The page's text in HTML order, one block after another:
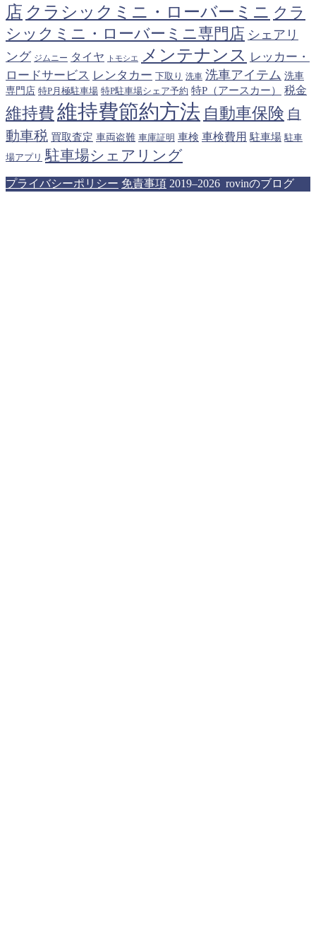
店 クラシックミニ・ローバーミニ クラ
シックミニ・ローバーミニ専門店 シェアリ
ング ジムニー タイヤ トモシエ メンテナンス レッカー・
ロードサービス レンタカー 下取り 洗車 洗車アイテム 洗車
専門店 特P月極駐車場 特P駐車場シェア予約 特P（アースカー） 税金
維持費 維持費節約方法 自動車保険 自
動車税 買取査定 車両盗難 車庫証明 車検 車検費用 駐車場 駐車
場アプリ 駐車場シェアリング
プライバシーポリシー 免責事項 2019–2026 rovinのブログ